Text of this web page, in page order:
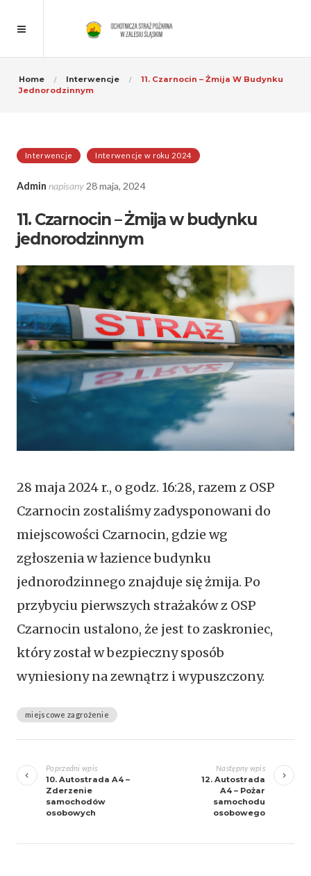
Home Interwencje
11. Czarnocin – Żmija W Budynku
Jednorodzinnym
Interwencje Interwencje w roku 2024
Admin napisany28 maja, 2024
11. Czarnocin – Żmija w budynku
jednorodzinnym
28 maja 2024 r., o godz. 16:28, razem z OSP
Czarnocin zostaliśmy zadysponowani do
miejscowości Czarnocin, gdzie wg
zgłoszenia w łazience budynku
jednorodzinnego znajduje się żmija. Po
przybyciu pierwszych strażaków z OSP
Czarnocin ustalono, że jest to zaskroniec,
który został w bezpieczny sposób
wyniesiony na zewnątrz i wypuszczony.
miejscowe zagrożenie
wpisyPoprzedni wpis
10. Autostrada A4 –
Zderzenie
samochodów
osobowych
Następny wpis
12. Autostrada
A4 – Pożar
samochodu
osobowego